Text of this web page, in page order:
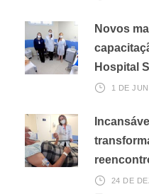
Novos
Hospital
1 DE
24 DE